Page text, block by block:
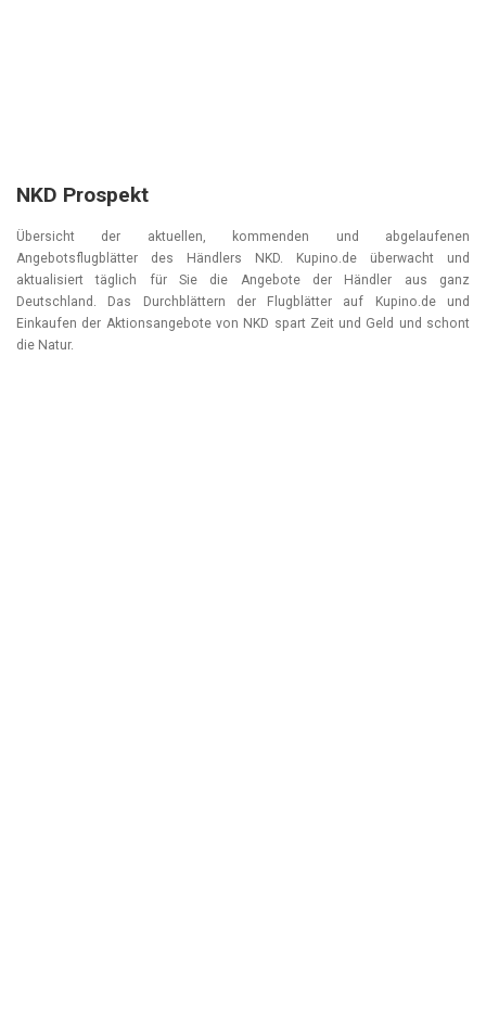
NKD Prospekt
Übersicht der aktuellen, kommenden und abgelaufenen
Angebotsflugblätter des Händlers NKD. Kupino.de überwacht und
aktualisiert täglich für Sie die Angebote der Händler aus ganz
Deutschland. Das Durchblättern der Flugblätter auf Kupino.de und
Einkaufen der Aktionsangebote von NKD spart Zeit und Geld und schont
die Natur.